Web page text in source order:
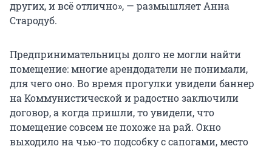
других, и всё отлично», — размышляет Анна
Стародуб.
Предпринимательницы долго не могли найти
помещение: многие арендодатели не понимали,
для чего оно. Во время прогулки увидели баннер
на Коммунистической и радостно заключили
договор, а когда пришли, то увидели, что
помещение совсем не похоже на рай. Окно
выходило на чью-то подсобку с сапогами, место